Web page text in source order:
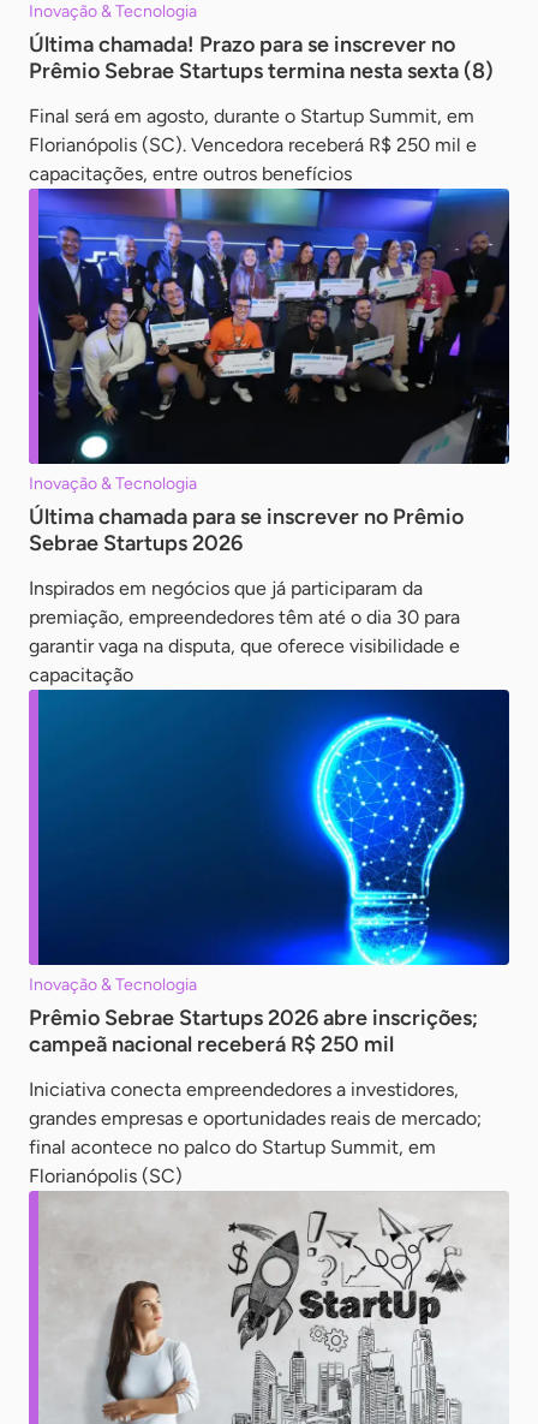
Inovação & Tecnologia
Última chamada! Prazo para se inscrever no
Prêmio Sebrae Startups termina nesta sexta (8)
Final será em agosto, durante o Startup Summit, em
Florianópolis (SC). Vencedora receberá R$ 250 mil e
capacitações, entre outros benefícios
Inovação & Tecnologia
Última chamada para se inscrever no Prêmio
Sebrae Startups 2026
Inspirados em negócios que já participaram da
premiação, empreendedores têm até o dia 30 para
garantir vaga na disputa, que oferece visibilidade e
capacitação
Inovação & Tecnologia
Prêmio Sebrae Startups 2026 abre inscrições;
campeã nacional receberá R$ 250 mil
Iniciativa conecta empreendedores a investidores,
grandes empresas e oportunidades reais de mercado;
final acontece no palco do Startup Summit, em
Florianópolis (SC)